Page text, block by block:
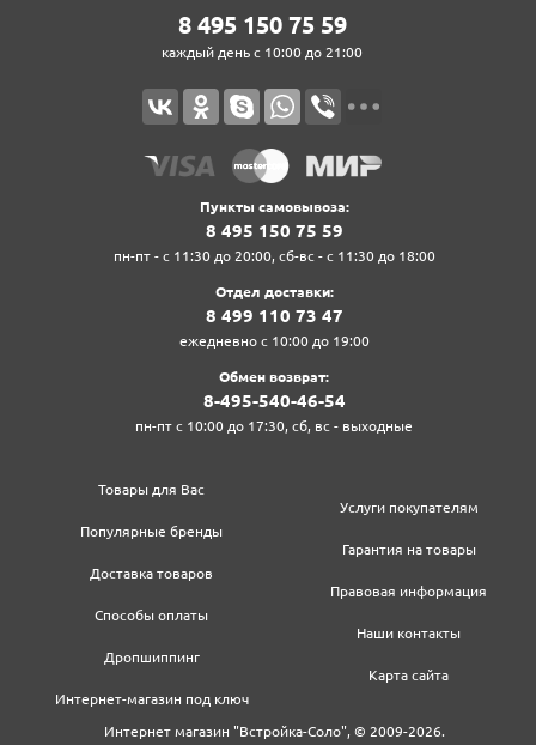
8‍ 4‍9‍5‍ 1‍5‍0‍ 7‍5‍ 5‍9‍
каждый день с 10:00 до 21:00
Пункты самовывоза:
8‍ 4‍9‍5‍ 1‍5‍0‍ 7‍5‍ 5‍9‍
пн-пт - с 11:30 до 20:00, сб-вс - с 11:30 до 18:00
Отдел доставки:
8‍ 4‍9‍9‍ 1‍1‍0‍ 7‍3‍ 4‍7‍
ежедневно с 10:00 до 19:00
Обмен возврат:
8‍-4‍9‍5‍-5‍4‍0‍-4‍6‍-5‍4‍
пн-пт с 10:00 до 17:30, сб, вс - выходные
Товары для Вас
Популярные бренды
Доставка товаров
Способы оплаты
Дропшиппинг
Интернет-магазин под ключ
Услуги покупателям
Гарантия на товары
Правовая информация
Наши контакты
Карта сайта
Интернет магазин "Встройка-Соло", © 2009-2026.